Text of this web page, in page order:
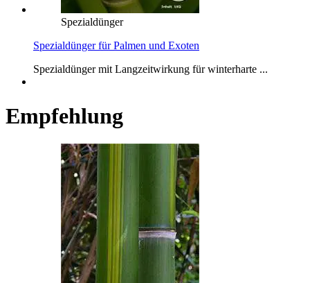
Spezialdünger
Spezialdünger für Palmen und Exoten
Spezialdünger mit Langzeitwirkung für winterharte ...
Empfehlung